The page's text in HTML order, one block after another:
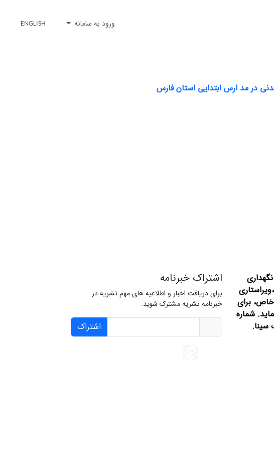
ورود به سامانه ENGLISH
در مد ارس ابتدایی استان فارس
برای
شماره
بانک سینا.
اشتراک خبرنامه
برای دریافت اخبار و اطلاعیه های مهم نشریه در
خبرنامه نشریه مشترک شوید.
اشتراک